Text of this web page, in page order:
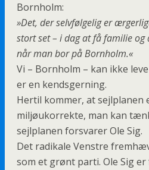
Bornholm:
»Det, der selvfølgelig er
stort set – i dag at få familie og
når man bor på Bornholm.«
Vi – Bornholm – kan ikke
er en kendsgerning.
Hertil kommer, at sejlplanen
miljøukorrekte, man kan
sejlplanen forsvarer Ole Sig.
Det radikale Venstre
som et grønt parti. Ole Sig